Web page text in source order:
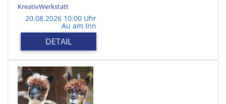
KreativWerkstatt
20.08.2026 10:00 Uhr
Au am Inn
DETAIL